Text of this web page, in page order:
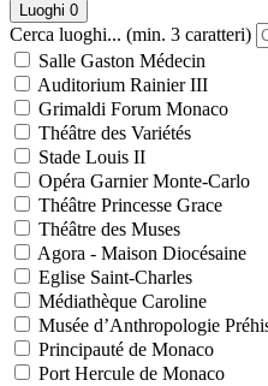
Luoghi 0
Cerca luoghi... (min. 3 caratteri)
Salle Gaston Médecin
Auditorium Rainier III
Grimaldi Forum Monaco
Théâtre des Variétés
Stade Louis II
Opéra Garnier Monte-Carlo
Théâtre Princesse Grace
Théâtre des Muses
Agora - Maison Diocésaine
Eglise Saint-Charles
Médiathèque Caroline
Musée d’Anthropologie
Principauté de Monaco
Port Hercule de Monaco